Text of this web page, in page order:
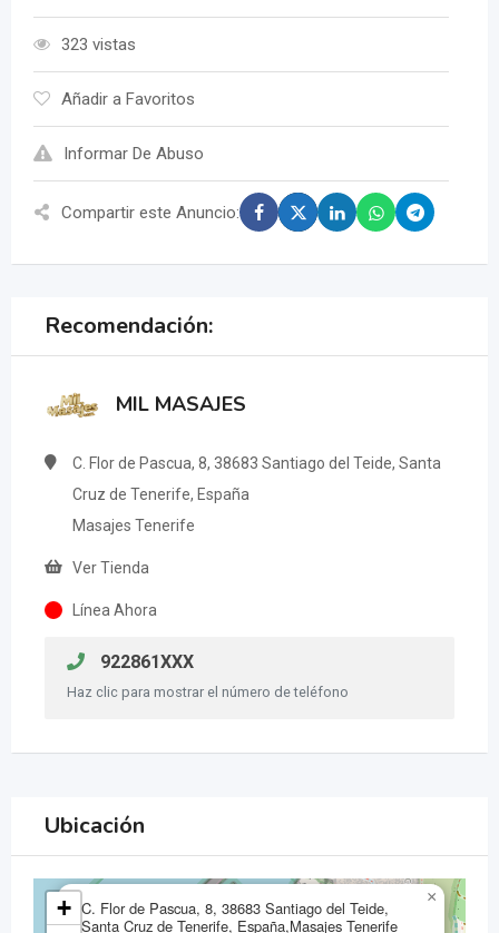
323 vistas
Añadir a Favoritos
Informar De Abuso
Compartir este Anuncio:
Recomendación:
MIL MASAJES
C. Flor de Pascua, 8, 38683 Santiago del Teide, Santa
Cruz de Tenerife, España
Masajes Tenerife
Ver Tienda
Línea Ahora
922861XXX
Haz clic para mostrar el número de teléfono
Ubicación
C. Flor de Pascua, 8, 38683 Santiago del Teide,
Santa Cruz de Tenerife, España,Masajes Tenerife
×
+